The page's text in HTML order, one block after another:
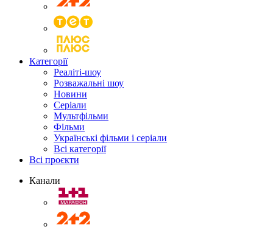
Категорії
Реаліті-шоу
Розважальні шоу
Новини
Серіали
Мультфільми
Фільми
Українські фільми і серіали
Всі категорії
Всі проєкти
Канали